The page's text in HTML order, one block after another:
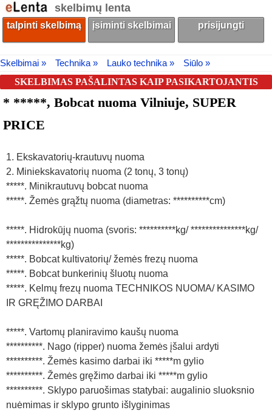
skelbimų lenta
talpinti skelbimą įsiminti skelbimai prisijungti
Skelbimai » Technika » Lauko technika »
Siūlo »
SKELBIMAS PAŠALINTAS KAIP PASIKARTOJANTIS
* *****, Bobcat nuoma Vilniuje, SUPER
PRICE
1. Ekskavatorių-krautuvų nuoma
2. Miniekskavatorių nuoma (2 tonų, 3 tonų)
*****. Minikrautuvų bobcat nuoma
*****. Žemės grąžtų nuoma (diametras: **********cm)
*****. Hidrokūjų nuoma (svoris: **********kg/ ***************kg/
***************kg)
*****. Bobcat kultivatorių/ žemės frezų nuoma
*****. Bobcat bunkerinių šluotų nuoma
*****. Kelmų frezų nuoma TECHNIKOS NUOMA/ KASIMO
IR GRĘŽIMO DARBAI
*****. Vartomų planiravimo kaušų nuoma
**********. Nago (ripper) nuoma žemės įšalui ardyti
**********. Žemės kasimo darbai iki *****m gylio
**********. Žemės gręžimo darbai iki *****m gylio
**********. Sklypo paruošimas statybai: augalinio sluoksnio
nuėmimas ir sklypo grunto išlyginimas